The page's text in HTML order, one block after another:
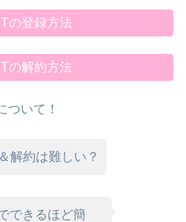
の登録方法
の解約方法
ついて！
解約は難しい？
できるほど簡